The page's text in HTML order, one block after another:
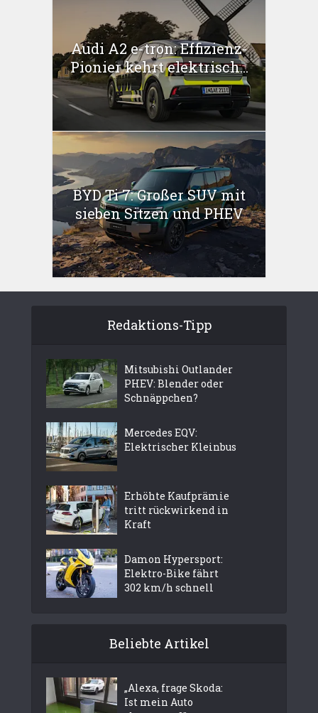
Audi A2 e-tron: Effizienz-
Pionier kehrt elektrisch...
BYD Ti 7: Großer SUV mit
sieben Sitzen und PHEV
Redaktions-Tipp
Mitsubishi Outlander
PHEV: Blender oder
Schnäppchen?
Mercedes EQV:
Elektrischer Kleinbus
Erhöhte Kaufprämie
tritt rückwirkend in
Kraft
Damon Hypersport:
Elektro-Bike fährt
302 km/h schnell
Beliebte Artikel
„Alexa, frage Skoda:
Ist mein Auto